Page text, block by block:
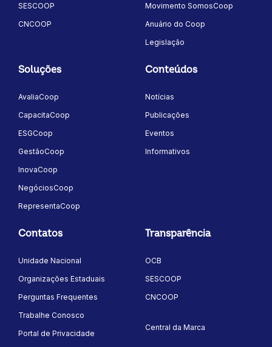
SESCOOP
CNCOOP
Movimento SomosCoop
Anuário do Coop
Legislação
Soluções
AvaliaCoop
CapacitaCoop
ESGCoop
GestãoCoop
InovaCoop
NegóciosCoop
RepresentaCoop
Conteúdos
Notícias
Publicações
Eventos
Informativos
Contatos
Unidade Nacional
Organizações Estaduais
Perguntas Frequentes
Trabalhe Conosco
Portal de Privacidade
Transparência
OCB
SESCOOP
CNCOOP
Central da Marca